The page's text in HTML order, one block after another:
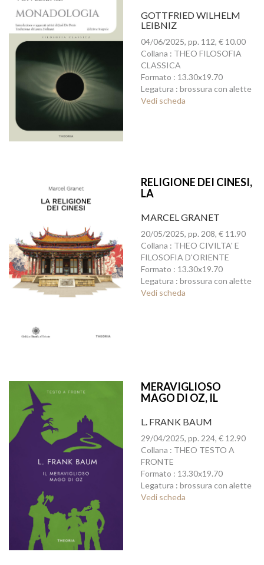
GOTTFRIED WILHELM
LEIBNIZ
04/06/2025, pp. 112, € 10.00
Collana : THEO FILOSOFIA
CLASSICA
Formato : 13.30x19.70
Legatura : brossura con alette
Vedi scheda
RELIGIONE DEI CINESI,
LA
MARCEL GRANET
20/05/2025, pp. 208, € 11.90
Collana : THEO CIVILTA' E
FILOSOFIA D'ORIENTE
Formato : 13.30x19.70
Legatura : brossura con alette
Vedi scheda
MERAVIGLIOSO
MAGO DI OZ, IL
L. FRANK BAUM
29/04/2025, pp. 224, € 12.90
Collana : THEO TESTO A
FRONTE
Formato : 13.30x19.70
Legatura : brossura con alette
Vedi scheda